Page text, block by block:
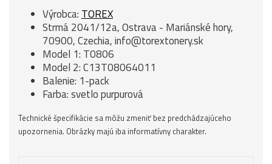
Výrobca: TOREX
Strmá 2041/12a, Ostrava - Mariánské hory,
70900, Czechia, info@torextonery.sk
Model 1: T0806
Model 2: C13T08064011
Balenie: 1-pack
Farba: svetlo purpurová
Technické špecifikácie sa môžu zmeniť bez predchádzajúceho
upozornenia. Obrázky majú iba informatívny charakter.